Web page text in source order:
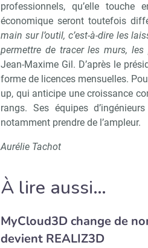
professionnels, qu’elle
économique seront toutefois
main sur l’outil, c’est-à-dire les
permettre de tracer les murs,
Jean-Maxime Gil. D’après le
forme de licences mensuelles.
up, qui anticipe une croissance
rangs. Ses équipes
notamment prendre de l’ampleur.
Aurélie Tachot
À lire aussi…
MyCloud3D change de
devient REALIZ3D